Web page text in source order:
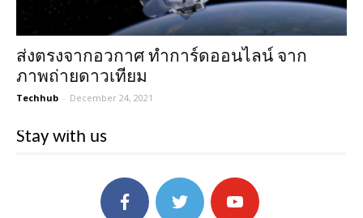
ส่งตรงจากอวกาศ ทำการ์ดออนไลน์ จาก
ภาพถ่ายดาวเทียม
Techhub - December 24, 2021
Stay with us